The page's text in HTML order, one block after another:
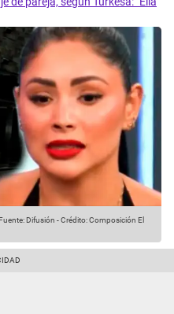
Difusión -Crédito: Composición El